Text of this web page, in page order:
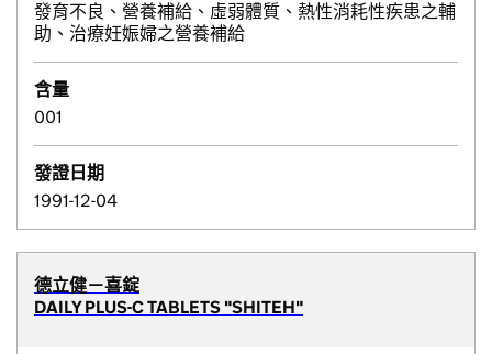
發育不良、營養補給、虛弱體質、熱性消耗性疾患之輔
助、治療妊娠婦之營養補給
含量
001
發證日期
1991-12-04
德立健－喜錠
DAILY PLUS-C TABLETS "SHITEH"